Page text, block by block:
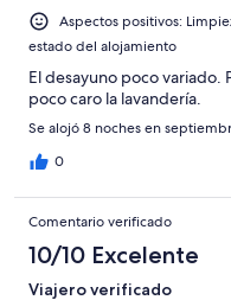
Aspectos positivos:
estado del alojamiento
El desayuno poco variado.
poco caro la lavandería.
Se alojó 8 noches en
0
Comentario verificado
10/10 Excelente
Viajero verificado